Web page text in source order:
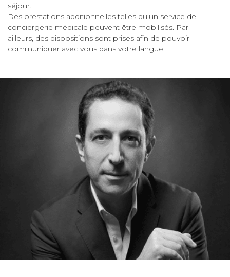
séjour.
Des prestations additionnelles telles qu’un service de
conciergerie médicale peuvent être mobilisés. Par
ailleurs, des dispositions sont prises afin de pouvoir
communiquer avec vous dans votre langue.